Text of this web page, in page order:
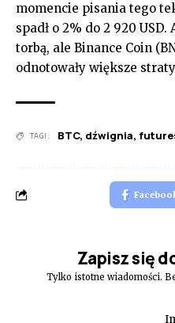
momencie pisania tego
spadł o 2% do 2 920
torbą, ale Binance Coin
odnotowały większe
TAGI: BTC, dźwignia,
Zapisz się
Tylko istotne wiadomości.